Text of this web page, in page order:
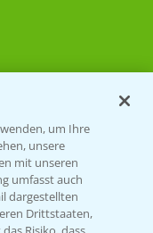
um Ihre
unsere
mit unseren
umfasst auch
dargestellten
Drittstaaten,